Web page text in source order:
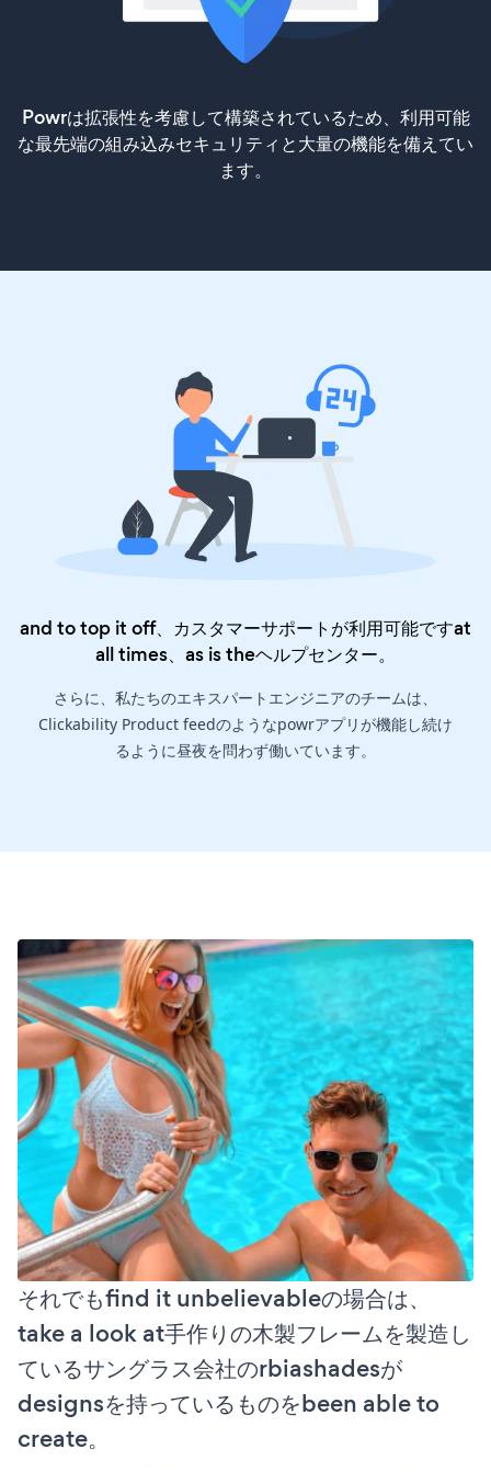
Powrは拡張性を考慮して構築されているため、利用可能
な最先端の組み込みセキュリティと大量の機能を備えてい
ます。
and to top it off、カスタマーサポートが利用可能ですat
all times、as is theヘルプセンター。
さらに、私たちのエキスパートエンジニアのチームは、
Clickability Product feedのようなpowrアプリが機能し続け
るように昼夜を問わず働いています。
それでもfind it unbelievableの場合は、
take a look at手作りの木製フレームを製造し
ているサングラス会社のrbiashadesが
designsを持っているものをbeen able to
create。